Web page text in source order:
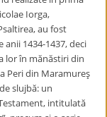
Iorga,
au fost
1434-1437, deci
lor în mănăstiri din
Peri din Maramureş
slujbă: un
intitulată